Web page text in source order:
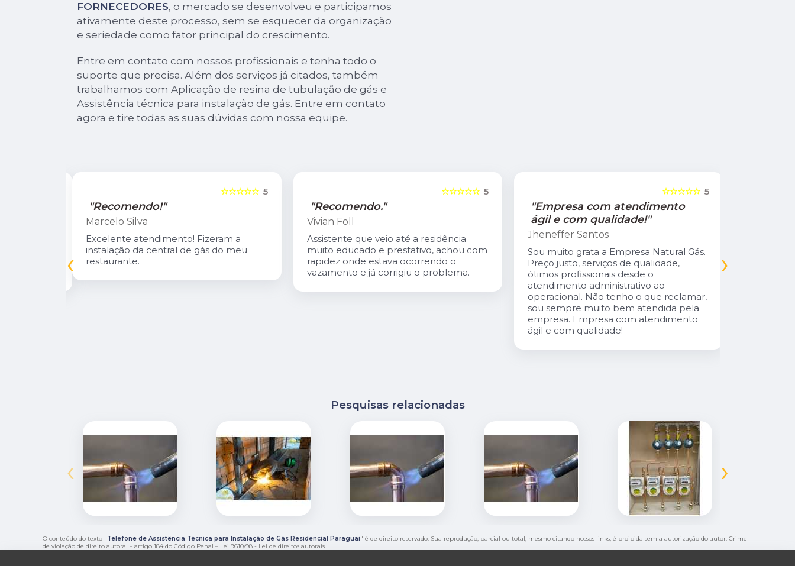
FORNECEDORES, o mercado se desenvolveu e participamos
ativamente deste processo, sem se esquecer da organização
e seriedade como fator principal do crescimento.
Entre em contato com nossos profissionais e tenha todo o
suporte que precisa. Além dos serviços já citados, também
trabalhamos com Aplicação de resina de tubulação de gás e
Assistência técnica para instalação de gás. Entre em contato
agora e tire todas as suas dúvidas com nossa equipe.
5
☆☆☆☆☆
"Recomendo!"
Marcelo Silva
Excelente atendimento! Fizeram a
instalação da central de gás do meu
restaurante.
5
☆☆☆☆☆
"Recomendo."
Vivian Foll
Assistente que veio até a residência
muito educado e prestativo, achou com
rapidez onde estava ocorrendo o
vazamento e já corrigiu o problema.
5
☆☆☆☆☆
"Empresa com atendimento
ágil e com qualidade!"
Jheneffer Santos
Sou muito grata a Empresa Natural Gás.
Preço justo, serviços de qualidade,
ótimos profissionais desde o
atendimento administrativo ao
operacional. Não tenho o que reclamar,
sou sempre muito bem atendida pela
empresa. Empresa com atendimento
ágil e com qualidade!
‹ ›
Pesquisas relacionadas
‹ ›
O conteúdo do texto "Telefone de Assistência Técnica para Instalação de Gás Residencial Paraguai" é de direito reservado. Sua reprodução, parcial ou total, mesmo citando nossos links, é proibida sem a autorização do autor. Crime
de violação de direito autoral – artigo 184 do Código Penal – Lei 9610/98 - Lei de direitos autorais.